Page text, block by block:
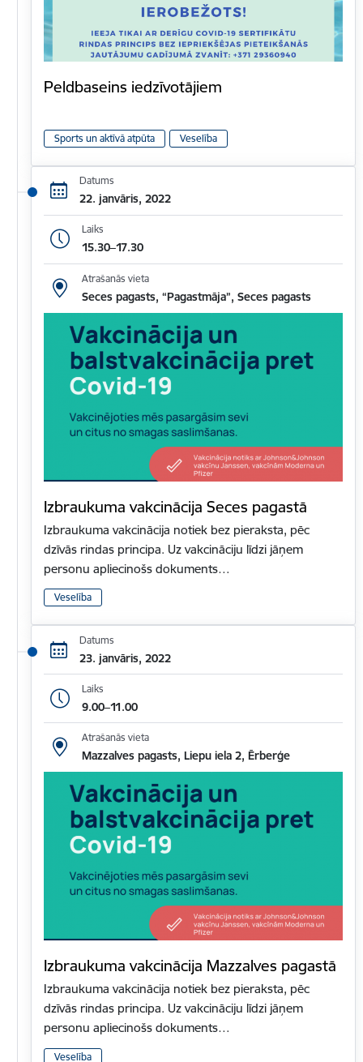
Peldbaseins iedzīvotājiem
Sports un aktīvā atpūta Veselība
Datums
22. janvāris, 2022
Laiks
15.30–17.30
Atrašanās vieta
Seces pagasts, “Pagastmāja”, Seces pagasts
Izbraukuma vakcinācija Seces pagastā
Izbraukuma vakcinācija notiek bez pieraksta, pēc
dzīvās rindas principa. Uz vakcināciju līdzi jāņem
personu apliecinošs dokuments…
Veselība
Datums
23. janvāris, 2022
Laiks
9.00–11.00
Atrašanās vieta
Mazzalves pagasts, Liepu iela 2, Ērberģe
Izbraukuma vakcinācija Mazzalves pagastā
Izbraukuma vakcinācija notiek bez pieraksta, pēc
dzīvās rindas principa. Uz vakcināciju līdzi jāņem
personu apliecinošs dokuments…
Veselība